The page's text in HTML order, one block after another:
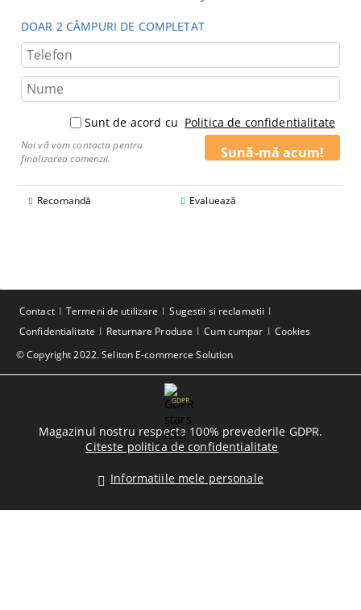
DOAR 2 CÂMPURI DE COMPLETAT
Sunt de acord cu Politica de confidentialitate
Noi vă vom contacta pentru
finalizarea comenzii.
Recomandă Evaluează
© Copyright 2022. Seliton E-commerce Solution
Contact Termeni de utilizare
Sugestii si reclamatii
Confidentialitate
Returnare Produse Cum cumpar Cookies
GDPR
Magazinul nostru respecta 100% prevederile GDPR.
Citeste politica de confidentialitate
Informatiile mele personale